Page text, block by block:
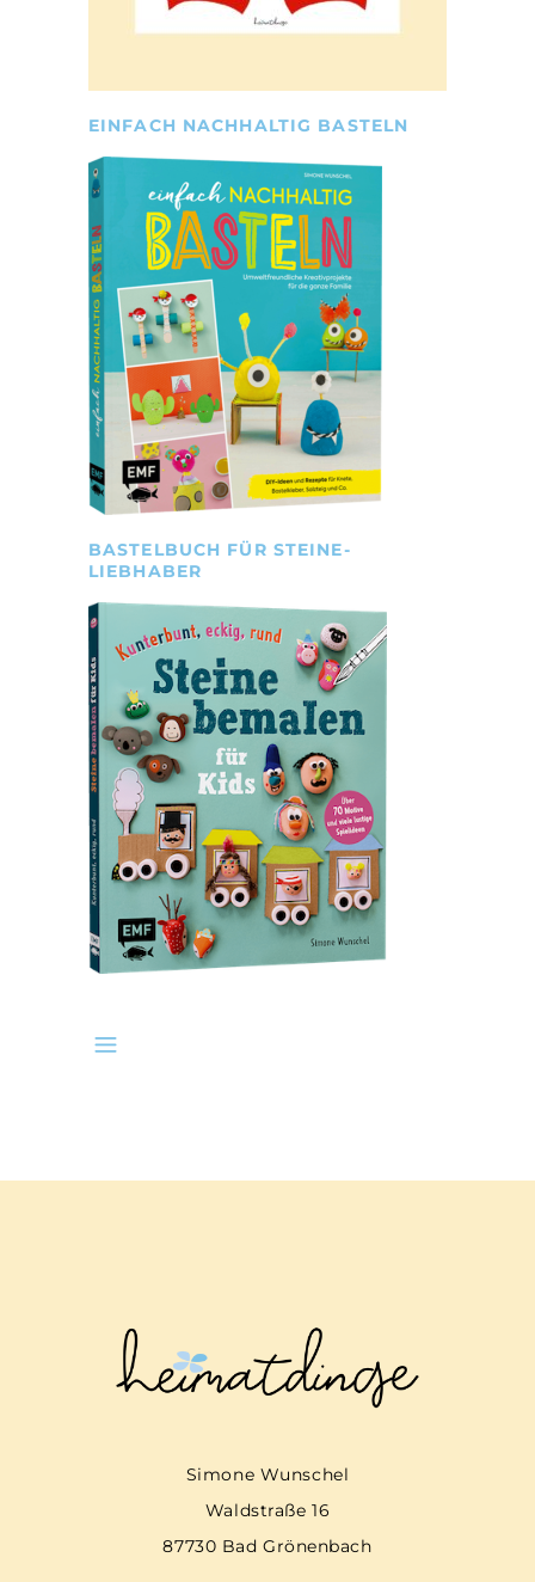
EINFACH NACHHALTIG BASTELN
BASTELBUCH FÜR STEINE-
LIEBHABER
Simone Wunschel
Waldstraße 16
87730 Bad Grönenbach